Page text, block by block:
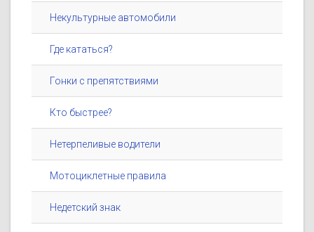
Некультурные автомобили
Где кататься?
Гонки с препятствиями
Кто быстрее?
Нетерпеливые водители
Мотоциклетные правила
Недетский знак